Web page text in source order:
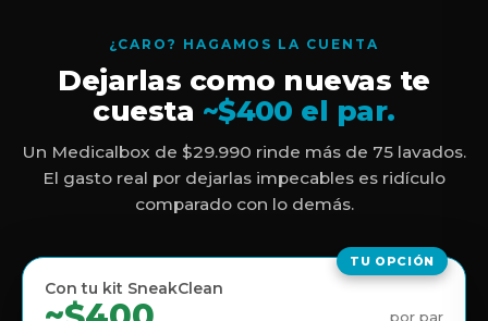
¿CARO? HAGAMOS LA CUENTA
Dejarlas como nuevas te
cuesta ~$400 el par.
Un Medicalbox de $29.990 rinde más de 75 lavados.
El gasto real por dejarlas impecables es ridículo
comparado con lo demás.
TU OPCIÓN
Con tu kit SneakClean
por par